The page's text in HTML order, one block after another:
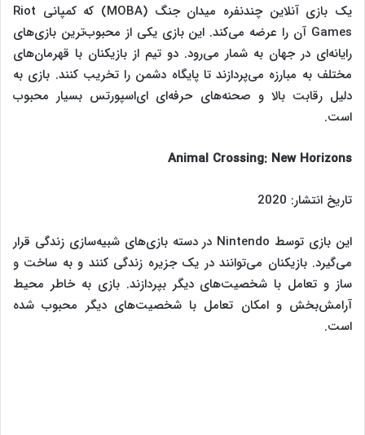
یک بازی آنلاین چندنفره میدان جنگ (MOBA) که کمپانی Riot
Games آن را عرضه می‌کند. این بازی یکی از محبوب‌ترین بازی‌های
رایانه‌ای در جهان به شمار می‌رود. دو تیم از بازیکنان با قهرمان‌های
مختلف به مبارزه می‌پردازند تا پایگاه دشمن را تخریب کنند. بازی به
دلیل رقابت بالا و صحنه‌های حرفه‌ای ای‌اسپورتس بسیار محبوب
است.
Animal Crossing: New Horizons
تاریخ انتشار: 2020
این بازی توسط Nintendo در دسته بازی‌های شبیه‌سازی زندگی قرار
می‌گیرد. بازیکنان می‌توانند در یک جزیره زندگی کنند و به ساخت و
ساز و تعامل با شخصیت‌های دیگر بپردازند. بازی به خاطر محیط
آرامش‌بخش و امکان تعامل با شخصیت‌های دیگر محبوب شده
است.